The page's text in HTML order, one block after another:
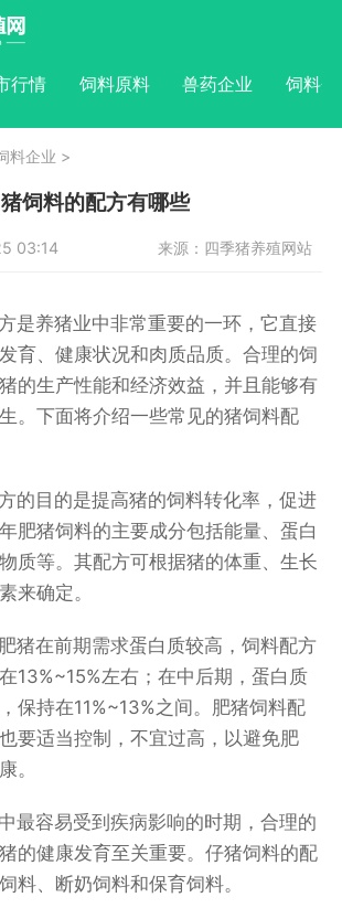
行情 饲料原料 兽药企业 饲料
料企业 >
猪饲料的配方有哪些
03:14 来源：四季猪养殖网站
是养猪业中非常重要的一环，它直接
育、健康状况和肉质品质。合理的饲
的生产性能和经济效益，并且能够有
。下面将介绍一些常见的猪饲料配
的目的是提高猪的饲料转化率，促进
肥猪饲料的主要成分包括能量、蛋白
质等。其配方可根据猪的体重、生长
来确定。
猪在前期需求蛋白质较高，饲料配方
13%~15%左右；在中后期，蛋白质
保持在11%~13%之间。肥猪饲料配
要适当控制，不宜过高，以避免肥
。
最容易受到疾病影响的时期，合理的
的健康发育至关重要。仔猪饲料的配
料、断奶饲料和保育饲料。